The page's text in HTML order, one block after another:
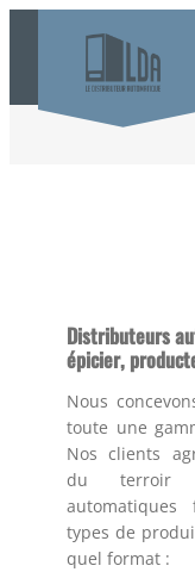
Distributeurs
épicier,
Nous
toute une
Nos clients
du terroir
types de
quel format :